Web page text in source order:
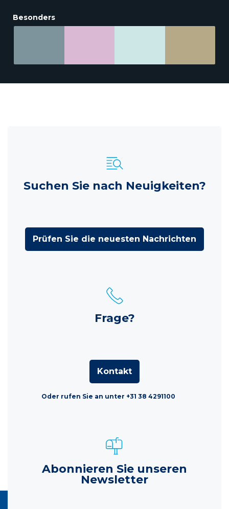
Besonders
Suchen Sie nach Neuigkeiten?
Prüfen Sie die neuesten Nachrichten
Frage?
Kontakt
Oder rufen Sie an unter +31 38 4291100
Abonnieren Sie unseren
Newsletter